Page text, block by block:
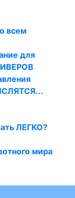
всем
для
ЛЕГКО?
мира